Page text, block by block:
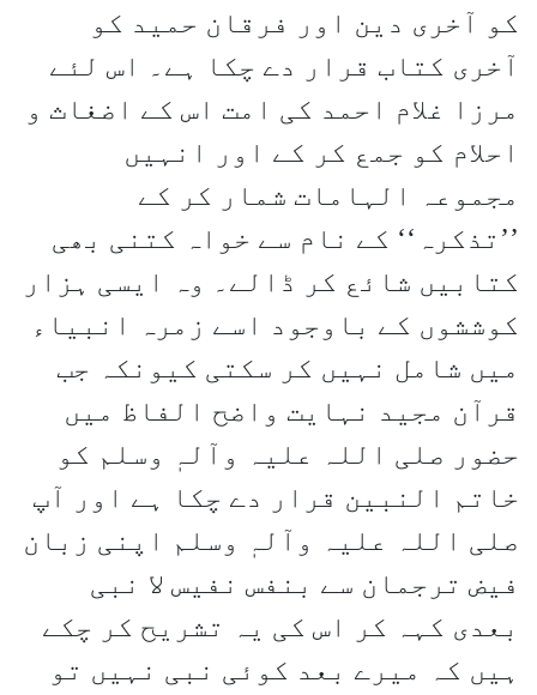
کو آخری دین اور فرقان حمید کو
آخری کتاب قرار دے چکا ہے۔ اس لئے
مرزا غلام احمد کی امت اس کے اضغاث و
احلام کو جمع کر کے اور انہیں
مجموعہ الہامات شمار کر کے
’’تذکرہ‘‘ کے نام سے خواہ کتنی بھی
کتابیں شائع کر ڈالے۔ وہ ایسی ہزار
کوششوں کے باوجود اسے زمرہ انبیاء
میں شامل نہیں کر سکتی کیونکہ جب
قرآن مجید نہایت واضح الفاظ میں
حضور صلی اللہ علیہ وآلہٖ وسلم کو
خاتم النبین قرار دے چکا ہے اور آپ
صلی اللہ علیہ وآلہٖ وسلم اپنی زبان
فیض ترجمان سے بنفس نفیس لا نبی
بعدی کہہ کر اس کی یہ تشریح کر چکے
ہیں کہ میرے بعد کوئی نبی نہیں تو